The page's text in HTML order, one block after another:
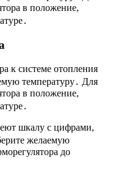
в положение,
к системе отопления
температуру․ Для
в положение,
шкалу с цифрами,
желаемую
до